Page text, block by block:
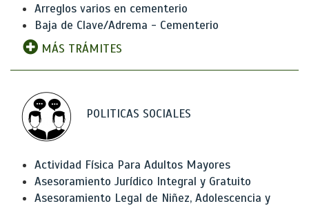
Arreglos varios en cementerio
Baja de Clave/Adrema - Cementerio
MÁS TRÁMITES
POLITICAS SOCIALES
Actividad Física Para Adultos Mayores
Asesoramiento Jurídico Integral y Gratuito
Asesoramiento Legal de Niñez, Adolescencia y